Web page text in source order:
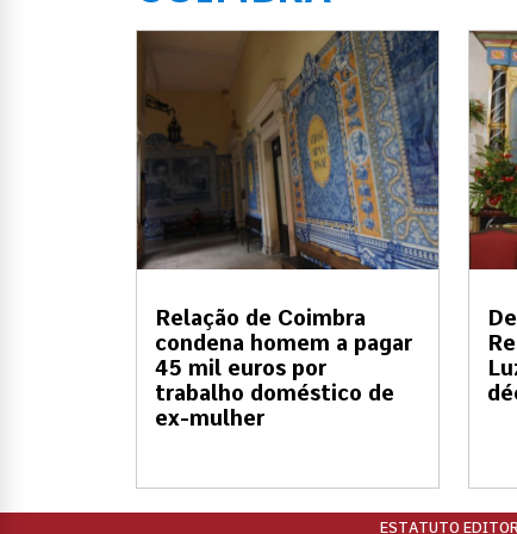
Relação de Coimbra
condena homem a pagar
45 mil euros por
trabalho doméstico de
ex-mulher
ESTATUTO